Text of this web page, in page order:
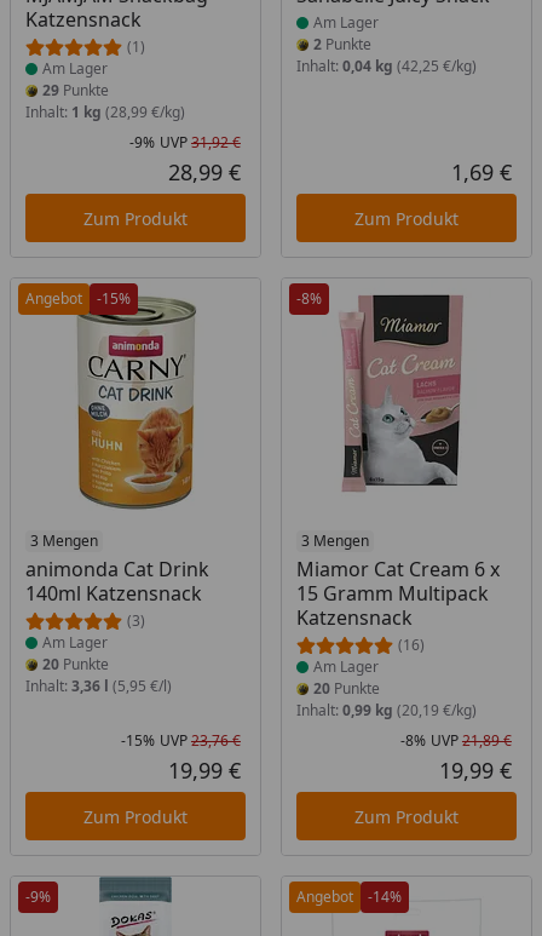
Katzensnack
(1)
Am Lager
29 Punkte
Inhalt: 1 kg (28,99 €/kg)
Rabatt in Prozent
-9%
Ursprünglicher Preis
UVP31,92 €
Aktueller Preis
28,99 €
Zum Produkt
Am Lager
2Punkte
Inhalt: 0,04 kg (42,25 €/kg)
1,69 €
Zum Produkt
Angebot -15%
3 Mengen
animonda Cat Drink
140ml Katzensnack
(3)
Produkt am Lager
Am Lager
20 Punkte
Inhalt: 3,36 l (5,95 €/l)
Rabatt in Prozent
-15%
Ursprünglicher Preis
UVP23,76 €
Aktueller Preis
19,99 €
Zum Produkt
-8%
3 Mengen
Miamor Cat Cream 6 x
15 Gramm Multipack
Katzensnack
(16)
Produkt am Lager
Am Lager
20Punkte
Inhalt: 0,99 kg (20,19 €/kg)
-8% UVP21,89 €
19,99 €
Zum Produkt
-9% Angebot -14%